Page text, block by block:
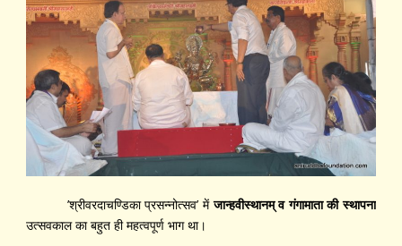
’श्रीवरदाचण्डिका प्रसन्नोत्सव’ मेंजान्हवीस्थानम् व गंगामाता की स्थापना
उत्सवकाल का बहुत ही महत्वपूर्ण भाग था।